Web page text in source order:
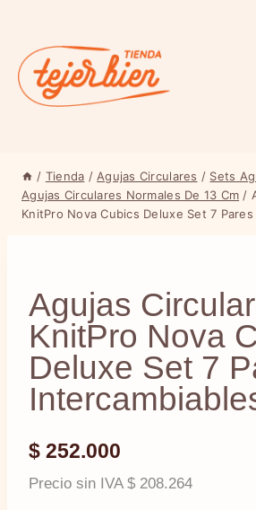
contenido
/ Tienda / Agujas Circulares / Sets
Agujas Circulares Normales De 13 Cm /
KnitPro Nova Cubics Deluxe Set 7
Agujas
KnitPro Nova
Deluxe Set 7
$ 252.000
Precio sin IVA $ 208.264